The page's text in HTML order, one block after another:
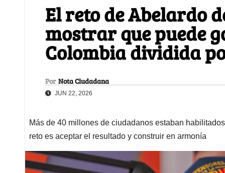
El reto de Abelardo
mostrar que puede
Colombia dividida
Por Nota Ciudadana
JUN 22, 2026
Más de 40 millones de ciudadanos estaban
reto es aceptar el resultado y construir en armonía